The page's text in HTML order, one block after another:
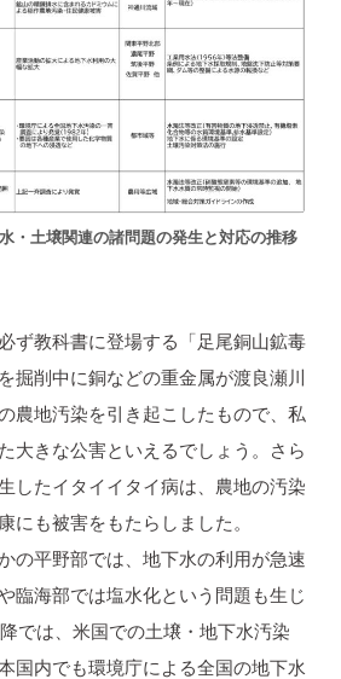
・土壌関連の諸問題の発生と対応の推移
ず教科書に登場する「足尾銅山鉱毒
掘削中に銅などの重金属が渡良瀬川
農地汚染を引き起こしたもので、私
大きな公害といえるでしょう。さら
したイタイイタイ病は、農地の汚染
にも被害をもたらしました。
の平野部では、地下水の利用が急速
臨海部では塩水化という問題も生じ
では、米国での土壌・地下水汚染
国内でも環境庁による全国の地下水